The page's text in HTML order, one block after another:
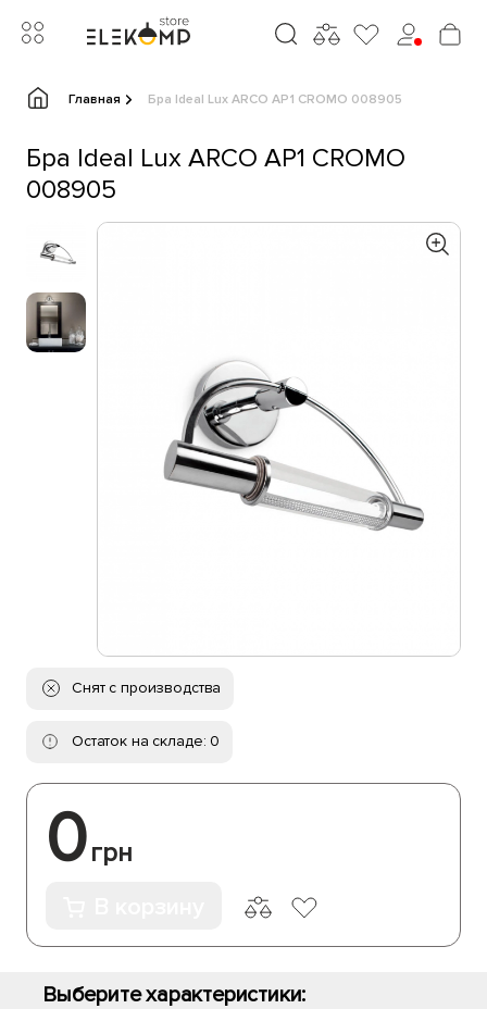
Главная Бра Ideal Lux ARCO AP1 CROMO 008905
Бра Ideal Lux ARCO AP1 CROMO
008905
Снят с производства
Остаток на складе: 0
0грн
Выберите характеристики: